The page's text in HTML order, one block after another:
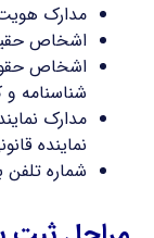
مدارک
اشخاص
اشخاص
شناسنامه
مدارک
نماینده
شماره